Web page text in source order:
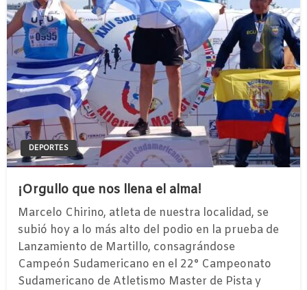
DEPORTES
¡Orgullo que nos llena el alma!
Marcelo Chirino, atleta de nuestra localidad, se
subió hoy a lo más alto del podio en la prueba de
Lanzamiento de Martillo, consagrándose
Campeón Sudamericano en el 22° Campeonato
Sudamericano de Atletismo Master de Pista y